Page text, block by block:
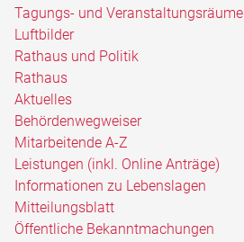
Tagungs- und Veranstaltungsräume
Luftbilder
Rathaus und Politik
Rathaus
Aktuelles
Behördenwegweiser
Mitarbeitende A-Z
Leistungen (inkl. Online Anträge)
Informationen zu Lebenslagen
Mitteilungsblatt
Öffentliche Bekanntmachungen